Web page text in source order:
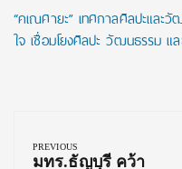
“คเณศายะ” เทศกาลศิลปะและ
ใจ เชื่อมโยงศิลปะ วัฒนธรรม แ
navigation
PREVIOUS
Previous
มทร.ธัญบุรี คว้า